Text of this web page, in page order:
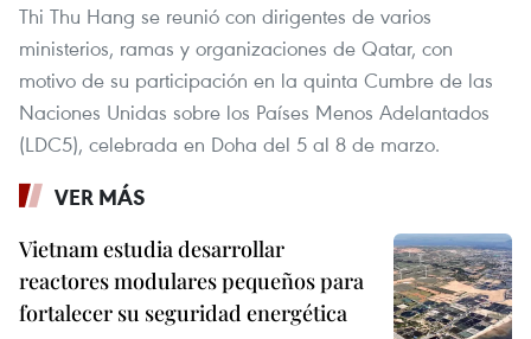
Thi Thu Hang se reunió con dirigentes de varios
ministerios, ramas y organizaciones de Qatar, con
motivo de su participación en la quinta Cumbre de las
Naciones Unidas sobre los Países Menos Adelantados
(LDC5), celebrada en Doha del 5 al 8 de marzo.
VER MÁS
Vietnam estudia desarrollar
reactores modulares pequeños para
fortalecer su seguridad energética